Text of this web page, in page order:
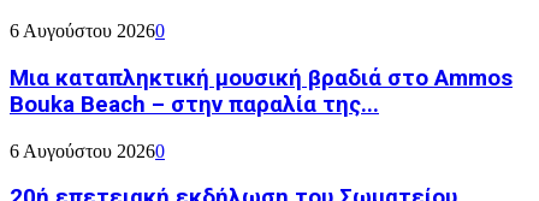
6 Αυγούστου 20260
Μια καταπληκτική μουσική βραδιά στο Ammos
Bouka Beach – στην παραλία της...
6 Αυγούστου 20260